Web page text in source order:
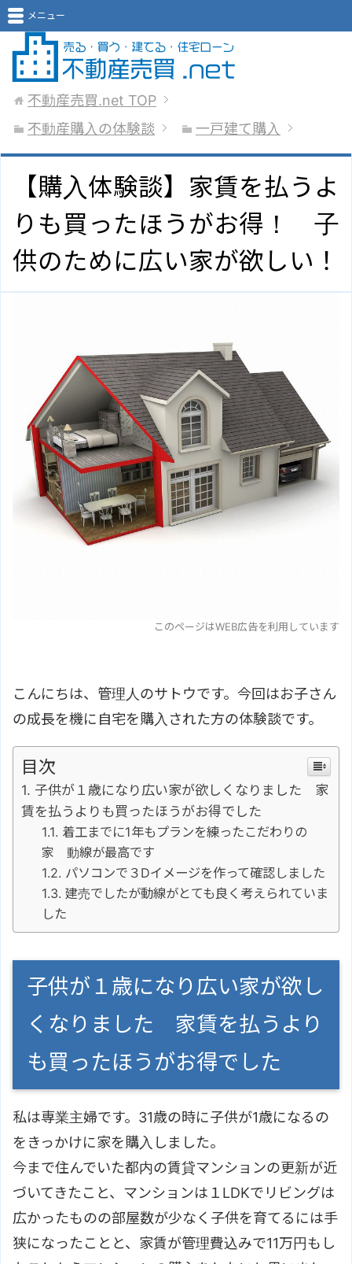
メニュー
不動産売買.net TOP
不動産購入の体験談
一戸建て購入
【購入体験談】家賃を払うよ
りも買ったほうがお得！ 子
供のために広い家が欲しい！
このページはWEB広告を利用しています
こんにちは、管理人のサトウです。今回はお子さん
の成長を機に自宅を購入された方の体験談です。
目次
子供が１歳になり広い家が欲しくなりました 家
賃を払うよりも買ったほうがお得でした
着工までに1年もプランを練ったこだわりの
家 動線が最高です
パソコンで３Dイメージを作って確認しました
建売でしたが動線がとても良く考えられていま
した
子供が１歳になり広い家が欲し
くなりました 家賃を払うより
も買ったほうがお得でした
私は専業主婦です。31歳の時に子供が1歳になるの
をきっかけに家を購入しました。
今まで住んでいた都内の賃貸マンションの更新が近
づいてきたこと、マンションは１LDKでリビングは
広かったものの部屋数が少なく子供を育てるには手
狭になったことと、家賃が管理費込みで11万円もし